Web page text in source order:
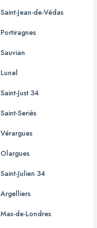
Saint-Jean-de-Védas
Portiragnes
Sauvian
Lunel
Saint-Just 34
Saint-Seriès
Vérargues
Olargues
Saint-Julien 34
Argelliers
Mas-de-Londres